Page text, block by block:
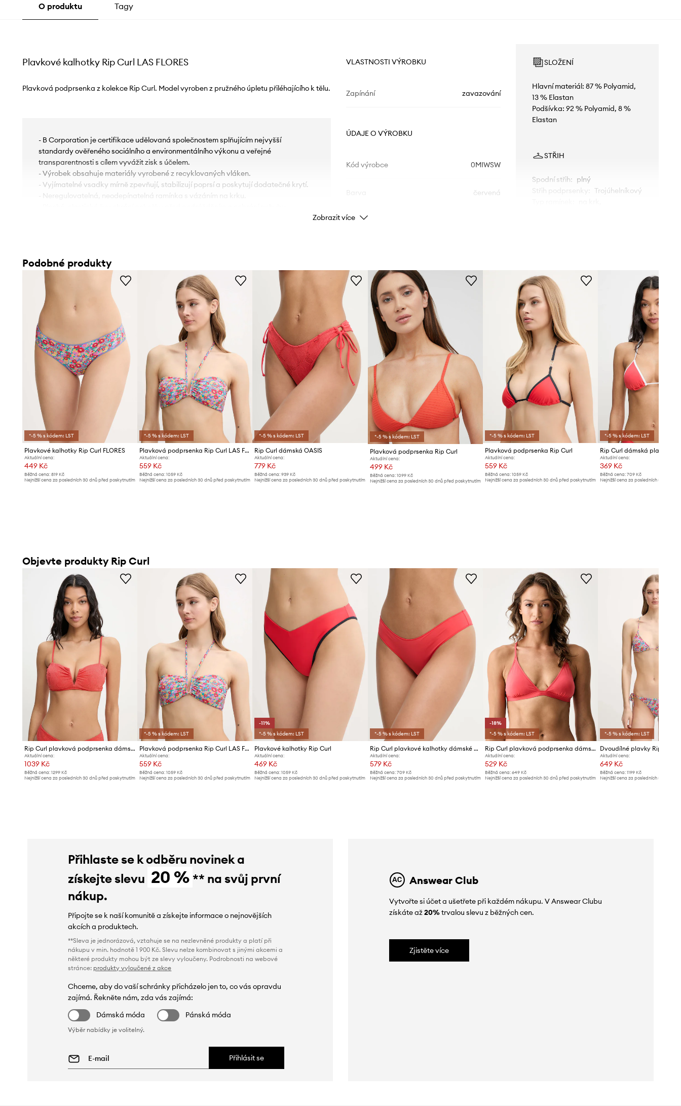
O produktu Tagy
Plavkové kalhotky Rip Curl LAS FLORES
Plavková podprsenka z kolekce Rip Curl. Model vyroben z pružného úpletu přiléhajícího k tělu.
- B Corporation je certifikace udělovaná společnostem splňujícím nejvyšší
standardy ověřeného sociálního a environmentálního výkonu a veřejné
transparentnosti s cílem vyvážit zisk s účelem.
- Výrobek obsahuje materiály vyrobené z recyklovaných vláken.
- Vyjímatelné vsadky mírně zpevňují, stabilizují poprsí a poskytují dodatečné krytí.
- Neregulovatelná, neodepínatelná ramínka s vázáním na krku.
VLASTNOSTI VÝROBKU
Zapínání zavazování
ÚDAJE O VÝROBKU
Kód výrobce 0MIWSW
červená
Značka
ID produktu
SLOŽENÍ
Hlavní materiál: 87 % Polyamid,
13 % Elastan
Podšívka: 92 % Polyamid, 8 %
Elastan
STŘIH
Spodní střih: plný
Střih podprsenky
Trojúhelníkový
Modelka na fotografii je 177 cm
vysoká a má na sobě velikost S
Standardní velikost
Doporučujeme zvolit velikost, kterou
běžně nosíte.
Tabulka velikosti
TECHNICKÉ ÚDAJE
Zpevnění košíčků lehká výztuž
Zobrazit více
Podobné produkty
*-5 % s kódem: LST
Plavkové kalhotky Rip Curl FLORES
Aktuální cena:
449 Kč
Běžná cena: 819 Kč
Nejnižší cena za posledních 30 dnů před poskytnutím
*-5 % s kódem: LST
Plavková podprsenka Rip Curl LAS FLORES
Aktuální cena:
559 Kč
Běžná cena:1059 Kč
Nejnižší cena za posledních 30 dnů před poskytnutím
*-5 % s kódem: LST
Rip Curl dámská OASIS
Aktuální cena:
779 Kč
Běžná cena: 939 Kč
Nejnižší cena za posledních 30 dnů před poskytnutím
*-5 % s kódem: LST
Plavková podprsenka Rip Curl
Aktuální cena:
499 Kč
Běžná cena: 1099 Kč
Nejnižší cena za posledních 30 dnů před poskytnutím
*-5 % s kódem: LST
Plavková podprsenka Rip Curl
Aktuální cena:
559 Kč
Běžná cena:1059 Kč
Nejnižší cena za posledních 30 dnů před poskytnutím
*-5 % s kódem: LST
Aktuální cena:
369 Kč
Běžná cena: 709 Kč
Nejnižší cena za posledních 30 dnů
Objevte produkty Rip Curl
Rip Curl plavková podprsenka dámská OASIS
Aktuální cena:
1039 Kč
Běžná cena: 1299 Kč
Nejnižší cena za posledních 30 dnů před poskytnutím
*-5 % s kódem: LST
Plavková podprsenka Rip Curl LAS FLORES
Aktuální cena:
559 Kč
Běžná cena:1059 Kč
Nejnižší cena za posledních 30 dnů před poskytnutím
-11%
*-5 % s kódem: LST
Plavkové kalhotky Rip Curl
Aktuální cena:
469 Kč
Běžná cena: 1059 Kč
Nejnižší cena za posledních 30 dnů před poskytnutím
*-5 % s kódem: LST
Rip Curl plavkové kalhotky dámské CLASSIC SURF
Aktuální cena:
579 Kč
Běžná cena: 709 Kč
Nejnižší cena za posledních 30 dnů před poskytnutím
-18%
*-5 % s kódem: LST
Rip Curl plavková podprsenka dámská CLASSIC SURF
Aktuální cena:
529 Kč
Běžná cena:649 Kč
Nejnižší cena za posledních 30 dnů před poskytnutím
*-5 % s kódem: LST
Aktuální cena:
649 Kč
Běžná cena: 1199 Kč
Nejnižší cena za posledních 30 dnů
Přihlaste se k odběru novinek a
získejte slevu 20 % ** na svůj první
nákup.
Připojte se k naší komunitě a získejte informace o nejnovějších
akcích a produktech.
**Sleva je jednorázová, vztahuje se na nezlevněné produkty a platí při
nákupu v min. hodnotě 1 900 Kč. Slevu nelze kombinovat s jinými akcemi a
některé produkty mohou být ze slevy vyloučeny. Podrobnosti na webové
stránce: produkty vyloučené z akce
Chceme, aby do vaší schránky přicházelo jen to, co vás opravdu
zajímá. Řekněte nám, zda vás zajímá:
Dámská móda
Pánská móda
Výběr nabídky je volitelný.
Přihlásit se
Answear Club
Vytvořte si účet a ušetřete při každém nákupu. V Answear Clubu
získáte až20%trvalou slevu z běžných cen.
Zjistěte více